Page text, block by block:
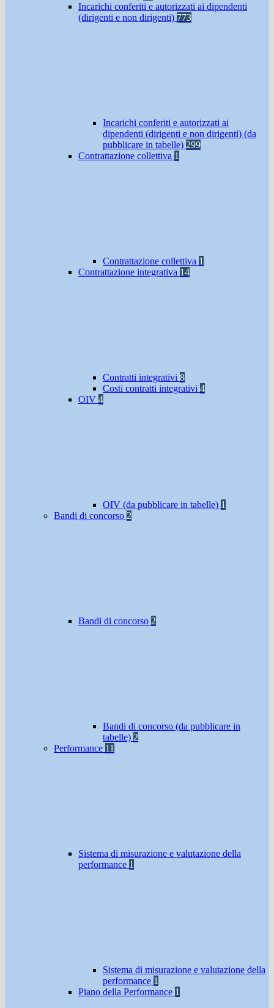
Incarichi conferiti e autorizzati ai dipendenti
(dirigenti e non dirigenti) 773
Incarichi conferiti e autorizzati ai
dipendenti (dirigenti e non dirigenti) (da
pubblicare in tabelle) 299
Contrattazione collettiva 1
Contrattazione collettiva 1
Contrattazione integrativa 14
Contratti integrativi 8
Costi contratti integrativi 4
OIV 4
OIV (da pubblicare in tabelle) 1
Bandi di concorso 2
Bandi di concorso 2
Bandi di concorso (da pubblicare in
tabelle) 2
Performance 11
Sistema di misurazione e valutazione della
performance 1
Sistema di misurazione e valutazione della
performance 1
Piano della Performance 1